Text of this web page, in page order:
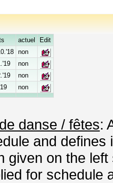
actuel
Edit
non
non
non
non
danse / fêtes:
and
given on the
for schedule